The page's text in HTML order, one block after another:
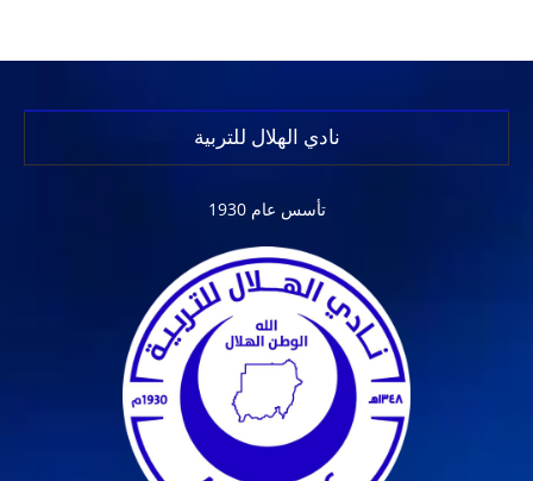
نادي الهلال للتربية
تأسس عام 1930